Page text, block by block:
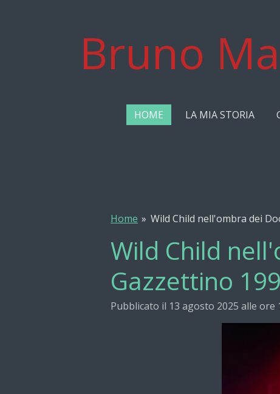
Bruno
HOME LA MIA STORIA
Home » Wild Child nell'ombra dei
Wild Child
Gazzettino
Pubblicato il 13 agosto 2025 alle ore